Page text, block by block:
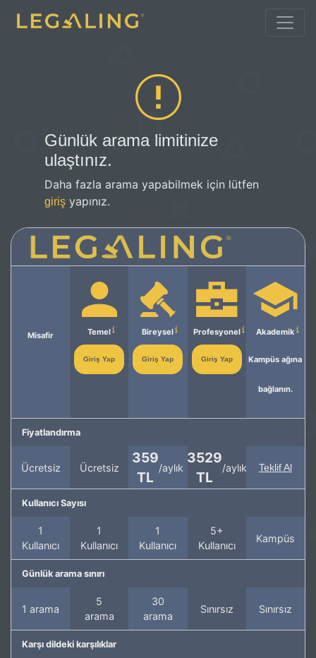
Günlük arama limitinize
ulaştınız.
Daha fazla arama yapabilmek için lütfen
giriş yapınız.
Misafir Temel
Giriş Yap
Bireysel
Giriş Yap
Profesyonel
Giriş Yap
Akademik
Kampüs ağına
bağlanın.
Fiyatlandırma
Ücretsiz Ücretsiz
359
TL
/aylık
3529
TL
/aylık Teklif Al
Kullanıcı Sayısı
1
Kullanıcı
1
Kullanıcı
1
Kullanıcı
5+
Kullanıcı
Kampüs
Günlük arama sınırı
1 arama
5
arama
30
arama
Sınırsız Sınırsız
Karşı dildeki karşılıklar